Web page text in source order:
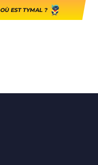
OÙ EST TYMAL ?